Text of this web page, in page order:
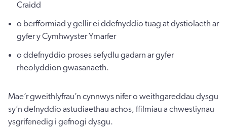
Craidd
o berfformiad y gellir ei ddefnyddio tuag at dystiolaeth ar
gyfer y Cymhwyster Ymarfer
o ddefnyddio proses sefydlu gadarn ar gyfer
rheolyddion gwasanaeth.
Mae’r gweithlyfrau’n cynnwys nifer o weithgareddau dysgu
sy’n defnyddio astudiaethau achos, ffilmiau a chwestiynau
ysgrifenedig i gefnogi dysgu.